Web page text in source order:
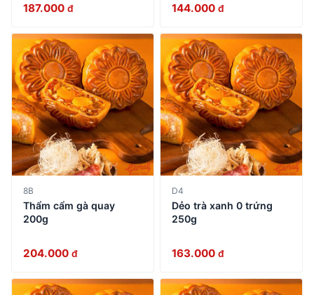
187.000 đ 144.000 đ
8B
Thẩm cẩm gà quay
200g
204.000 đ
D4
Dẻo trà xanh 0 trứng
250g
163.000 đ